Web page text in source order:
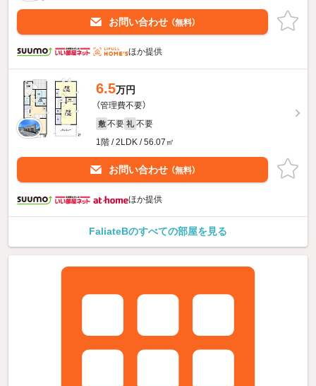
お問い合わせ （無料）
ほか提供
6.5万円
（管理費不要）
敷 不要 礼 不要
1階 / 2LDK / 56.07㎡
お問い合わせ （無料）
ほか提供
FaliateBのすべての部屋を見る